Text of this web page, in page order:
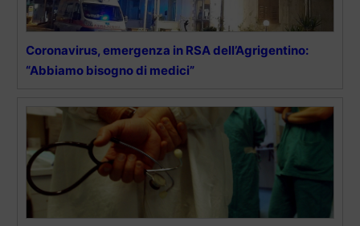
Coronavirus, emergenza in RSA dell’Agrigentino:
“Abbiamo bisogno di medici”